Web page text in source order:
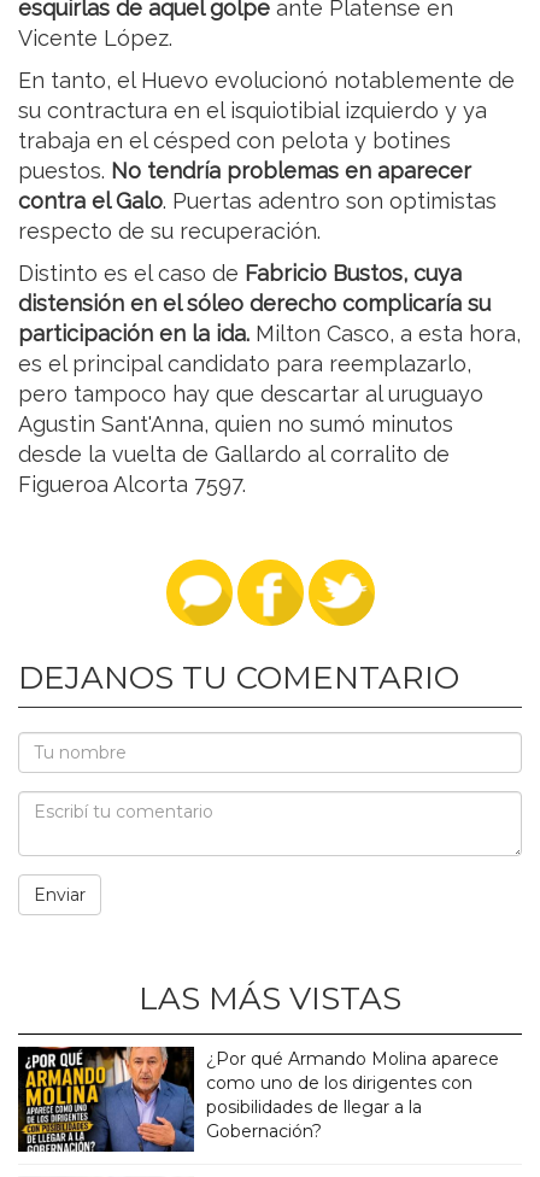
esquirlas de aquel golpe ante Platense en
Vicente López.
En tanto, el Huevo evolucionó notablemente de
su contractura en el isquiotibial izquierdo y ya
trabaja en el césped con pelota y botines
puestos. No tendría problemas en aparecer
contra el Galo. Puertas adentro son optimistas
respecto de su recuperación.
Distinto es el caso de Fabricio Bustos, cuya
distensión en el sóleo derecho complicaría su
participación en la ida. Milton Casco, a esta hora,
es el principal candidato para reemplazarlo,
pero tampoco hay que descartar al uruguayo
Agustin Sant'Anna, quien no sumó minutos
desde la vuelta de Gallardo al corralito de
Figueroa Alcorta 7597.
DEJANOS TU COMENTARIO
LAS MÁS VISTAS
¿Por qué Armando Molina aparece
como uno de los dirigentes con
posibilidades de llegar a la
Gobernación?